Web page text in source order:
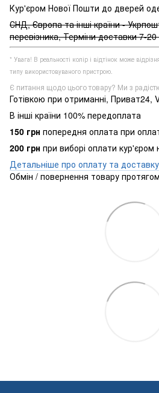
Кур'єром Нової Пошти до дверей
СНД, Європа та інші країни -
перевізника, Терміни доставки 7-20
* Увага! В реальності колір і відтінок може
типу використовуваного пристрою.
Є питання щодо цього товару? Ми з
Готівкою при отриманні, Приват24,
В інші країни 100% передоплата
150 грн попередня оплата при
200 грн при виборі оплати кур'єром
Детальніше про оплату та доставку
Обмін / повернення товару